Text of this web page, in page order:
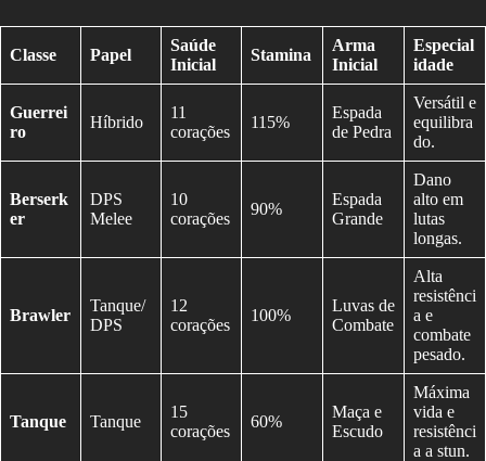
Classe Papel
Saúde
Inicial
Stamina
Arma
Inicial
Especial
idade
Guerrei
ro
Híbrido
11
corações
115%
Espada
de Pedra
Versátil e
equilibra
do.
Berserk
er
DPS
Melee
10
corações
90%
Espada
Grande
Dano
alto em
lutas
longas.
Brawler
Tanque/
DPS
12
corações
100%
Luvas de
Combate
Alta
resistênci
a e
combate
pesado.
Tanque Tanque
15
corações
60%
Maça e
Escudo
Máxima
vida e
resistênci
a a stun.